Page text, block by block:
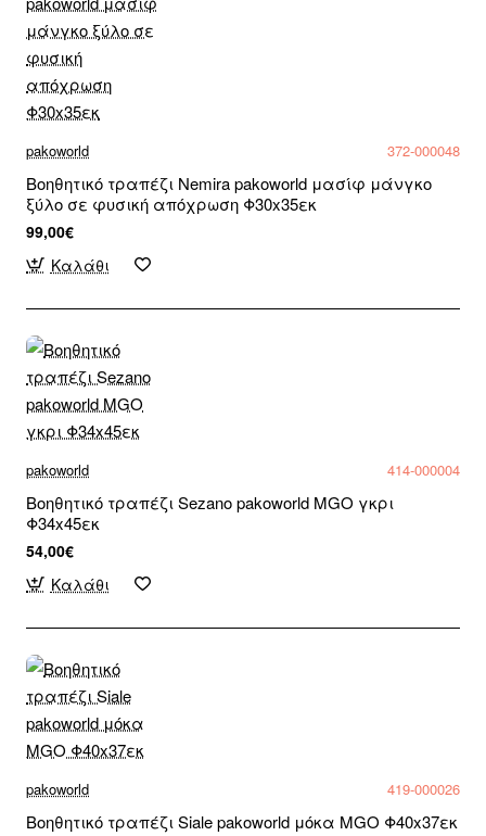
pakoworld 372-000048
Βοηθητικό τραπέζι Nemira pakoworld μασίφ μάνγκο
ξύλο σε φυσική απόχρωση Φ30x35εκ
99,00€
Καλάθι
pakoworld 414-000004
Βοηθητικό τραπέζι Sezano pakoworld MGO γκρι
Φ34x45εκ
54,00€
Καλάθι
pakoworld 419-000026
Βοηθητικό τραπέζι Siale pakoworld μόκα MGO Φ40x37εκ